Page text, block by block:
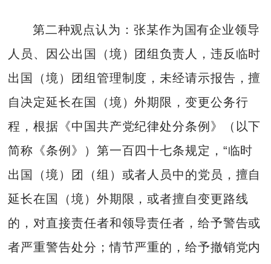
第二种观点认为：张某作为国有企业领导
人员、因公出国（境）团组负责人，违反临时
出国（境）团组管理制度，未经请示报告，擅
自决定延长在国（境）外期限，变更公务行
程，根据《中国共产党纪律处分条例》（以下
简称《条例》）第一百四十七条规定，“临时
出国（境）团（组）或者人员中的党员，擅自
延长在国（境）外期限，或者擅自变更路线
的，对直接责任者和领导责任者，给予警告或
者严重警告处分；情节严重的，给予撤销党内